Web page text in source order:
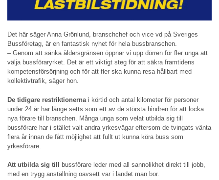
Det här säger Anna Grönlund, branschchef och vice vd på Sveriges
Bussföretag, är en fantastisk nyhet för hela bussbranschen.
– Genom att sänka åldersgränsen öppnar vi upp dörren för fler unga att
välja bussföraryrket. Det är ett viktigt steg för att säkra framtidens
kompetensförsörjning och för att fler ska kunna resa hållbart med
kollektivtrafik, säger hon.
De tidigare restriktionerna i körtid och antal kilometer för personer
under 24 år har länge setts som ett av de största hindren för att locka
nya förare till branschen. Många unga som velat utbilda sig till
bussförare har i stället valt andra yrkesvägar eftersom de tvingats vänta
flera år innan de fått möjlighet att fullt ut kunna köra buss som
yrkesförare.
Att utbilda sig till
bussförare leder med all sannolikhet direkt till jobb,
med en trygg anställning oavsett var i landet man bor.